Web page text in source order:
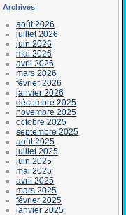
Archives
août 2026
juillet 2026
juin 2026
mai 2026
avril 2026
mars 2026
février 2026
janvier 2026
décembre 2025
novembre 2025
octobre 2025
septembre 2025
août 2025
juillet 2025
juin 2025
mai 2025
avril 2025
mars 2025
février 2025
janvier 2025